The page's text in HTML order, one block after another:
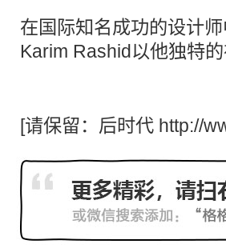
在国际知名成功的设计
Karim Rashid以他独特
[请保留： 后时代 http://